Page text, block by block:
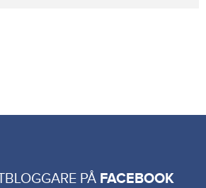
PÅ FACEBOOK